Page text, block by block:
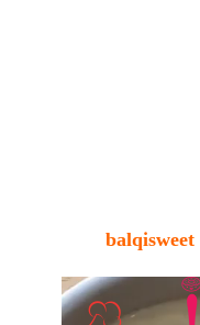
balqisweet